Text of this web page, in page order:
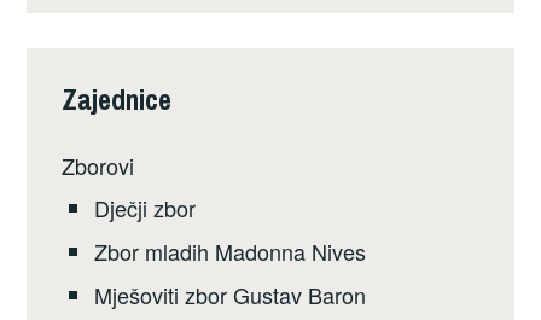
Zajednice
Zborovi
Dječji zbor
Zbor mladih Madonna Nives
Mješoviti zbor Gustav Baron